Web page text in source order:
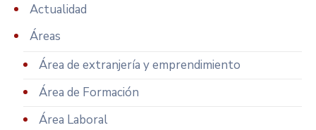
Actualidad
Áreas
Área de extranjería y emprendimiento
Área de Formación
Área Laboral